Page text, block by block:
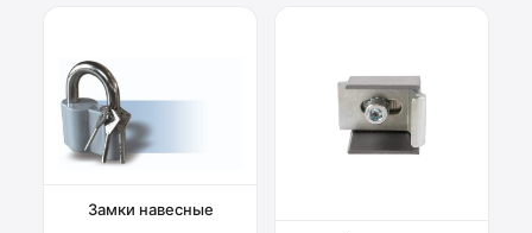
Замки навесные